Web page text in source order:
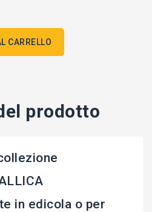
CARRELLO
prodotto
in edicola o per